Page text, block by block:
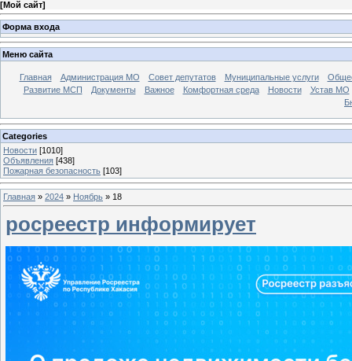
[Мой сайт]
Форма входа
Меню сайта
Главная Администрация МО Совет депутатов Муниципальные услуги
Развитие МСП
Документы Важное Комфортная среда Новости
Устав МО
Categories
Новости [1010]
Объявления [438]
Пожарная безопасность [103]
Главная » 2024 » Ноябрь » 18
росреестр информирует